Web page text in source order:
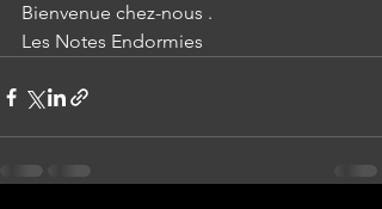
Bienvenue chez-nous .
Les Notes Endormies